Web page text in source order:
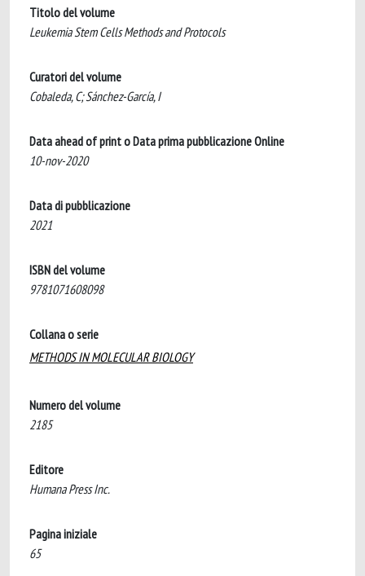
Titolo del volume
Leukemia Stem Cells Methods and Protocols
Curatori del volume
Cobaleda, C; Sánchez-García, I
Data ahead of print o Data prima pubblicazione Online
10-nov-2020
Data di pubblicazione
2021
ISBN del volume
9781071608098
Collana o serie
METHODS IN MOLECULAR BIOLOGY
Numero del volume
2185
Editore
Humana Press Inc.
Pagina iniziale
65